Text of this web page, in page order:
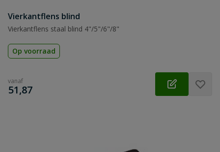
Vierkantflens blind
Vierkantflens staal blind 4"/5"/6"/8"
Op voorraad
vanaf
€
51,87